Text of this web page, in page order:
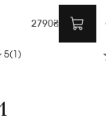
2790₴
5(1)